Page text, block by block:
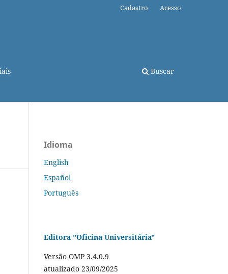
Buscar
Cadastro Acesso
Idioma
English
Español
Português
Editora "Oficina Universitária"
Versão OMP 3.4.0.9
atualizado 23/09/2025